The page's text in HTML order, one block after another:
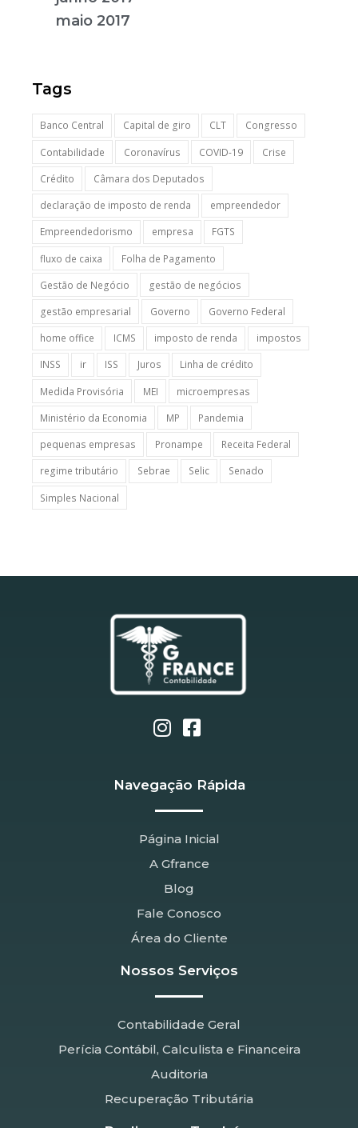
maio 2017
Tags
Banco Central Capital de giro CLT
Congresso
Contabilidade
Coronavírus COVID-19
Crise
Crédito
Câmara dos Deputados
declaração de imposto de renda
empreendedor
Empreendedorismo
empresa
FGTS
fluxo de caixa
Folha de Pagamento
Gestão de Negócio
gestão de negócios
gestão empresarial
Governo
Governo Federal
home office
ICMS imposto de renda
impostos
INSS
ir ISS Juros
Linha de crédito
Medida Provisória
MEI
microempresas
Ministério da Economia
MP
Pandemia
pequenas empresas
Pronampe
Receita Federal
regime tributário
Sebrae Selic
Senado
Simples Nacional
Navegação Rápida
Página Inicial
A Gfrance
Blog
Fale Conosco
Área do Cliente
Nossos Serviços
Contabilidade Geral
Perícia Contábil, Calculista e Financeira
Auditoria
Recuperação Tributária